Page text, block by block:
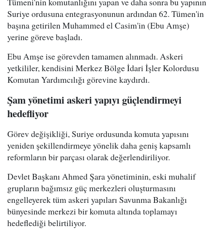
Suriye ordusuna entegrasyonunun ardından 62. Tümen'in
başına getirilen Muhammed el Casim'in (Ebu Amşe)
yerine göreve başladı.
Ebu Amşe ise görevden tamamen alınmadı. Askeri
yetkililer, kendisini Merkez Bölge İdari İşler Kolordusu
Komutan Yardımcılığı görevine kaydırdı.
Şam yönetimi askeri yapıyı güçlendirmeyi
hedefliyor
Görev değişikliği, Suriye ordusunda komuta yapısını
yeniden şekillendirmeye yönelik daha geniş kapsamlı
reformların bir parçası olarak değerlendiriliyor.
Devlet Başkanı Ahmed Şara yönetiminin, eski muhalif
grupların bağımsız güç merkezleri oluşturmasını
engelleyerek tüm askeri yapıları Savunma Bakanlığı
bünyesinde merkezi bir komuta altında toplamayı
hedeflediği belirtiliyor.